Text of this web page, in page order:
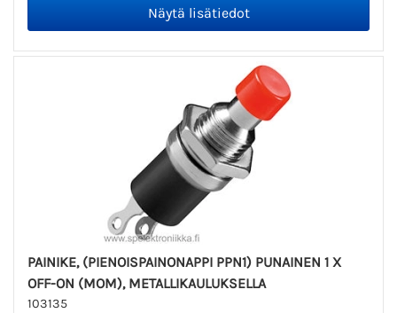
PAINIKE, (PIENOISPAINONAPPI PPN1) PUNAINEN 1 X
OFF-ON (MOM), METALLIKAULUKSELLA
103135